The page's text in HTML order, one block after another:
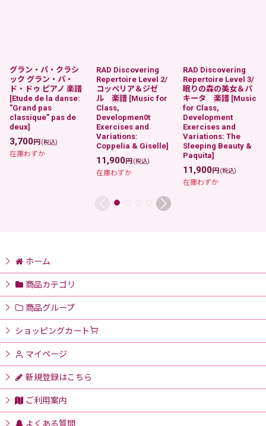
グラン・パ・クラシ
ック グラン・パ・
ド・ドゥ ピアノ 楽譜
[Etude de la danse:
"Grand pas
classique" pas de
deux]
3,700円(税込)
在庫わずか
RAD Discovering
Repertoire Level 2/
コッペリア＆ジゼ
ル 楽譜 [Music for
Class,
Developmen0t
Exercises and
Variations:
Coppelia & Giselle]
11,900円(税込)
在庫わずか
RAD Discovering
Repertoire Level 3/
眠りの森の美女＆パ
キータ 楽譜 [Music
for Class,
Development
Exercises and
Variations: The
Sleeping Beauty &
Paquita]
11,900円(税込)
在庫わずか
ホーム
商品カテゴリ
商品グループ
ショッピングカート
マイページ
新規登録はこちら
ご利用案内
よくある質問